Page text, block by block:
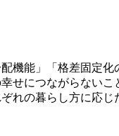
機能」「格差固定
せにつながらない
れの暮らし方に応じ